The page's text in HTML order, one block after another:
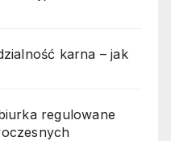
karna – jak
regulowane